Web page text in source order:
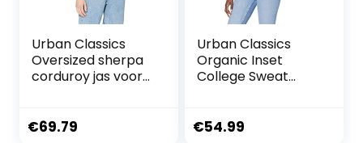
Urban Classics
Oversized sherpa
corduroy jas voor
€69.79
Urban Classics
Organic Inset
College Sweat
Jassen
€54.99